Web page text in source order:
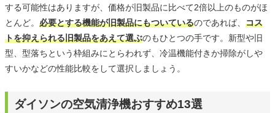
する可能性はありますが、価格が旧製品に比べて2倍以上のものがほ
とんど。 必要とする機能が旧製品にもついているのであれば、 コス
トを抑えられる旧製品をあえて選ぶのもひとつの手です。新型や旧
型、型落ちという枠組みにとらわれず、冷温機能付きか掃除がしや
すいかなどの性能比較をして選択しましょう。
ダイソンの空気清浄機おすすめ13選